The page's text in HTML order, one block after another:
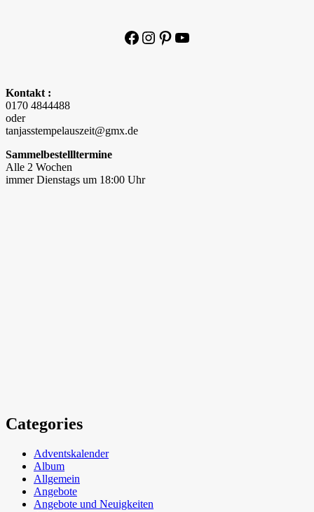
Facebook
Instagram
Pinterest
YouTube
Kontakt :
0170 4844488
oder
tanjasstempelauszeit@gmx.de
Sammelbestellltermine
Alle 2 Wochen
immer Dienstags um 18:00 Uhr
Categories
Adventskalender
Album
Allgemein
Angebote
Angebote und Neuigkeiten